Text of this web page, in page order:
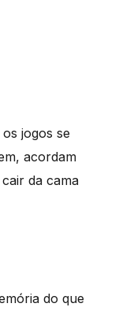
jogos se
acordam
da cama
do que